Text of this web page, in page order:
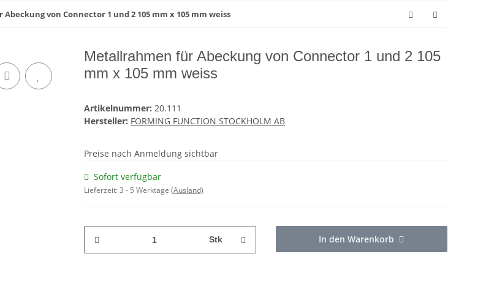
von Connector 1 und 2 105 mm x 105 mm weiss
Metallrahmen für Abeckung von Connector 1 und 2 105
mm x 105 mm weiss
Artikelnummer: 20.111
Hersteller: FORMING FUNCTION STOCKHOLM AB
Preise nach Anmeldung sichtbar
Sofort verfügbar
Lieferzeit:3 - 5 Werktage (Ausland)
Stk In den Warenkorb